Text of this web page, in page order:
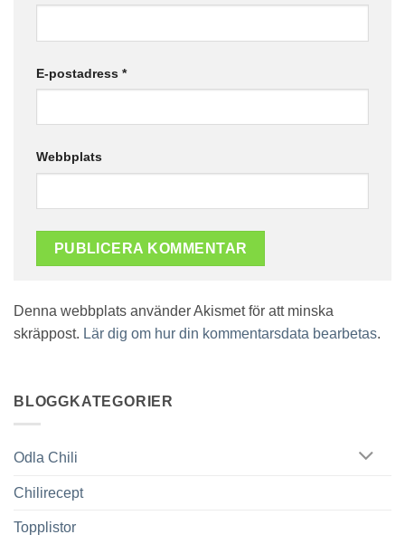
E-postadress *
Webbplats
Denna webbplats använder Akismet för att minska
skräppost. Lär dig om hur din kommentarsdata bearbetas.
BLOGGKATEGORIER
Odla Chili
Chilirecept
Topplistor